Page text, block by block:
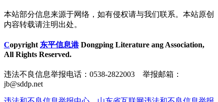
本站部分信息来源于网络，如有侵权请与我们联系。本站原创
内容转载请注明出处。
Copyright东平信息港Dongping Literature ang Association,
All Rights Reserved.
违法不良信息举报电话：0538-2822003 举报邮箱：
jb@sddp.net